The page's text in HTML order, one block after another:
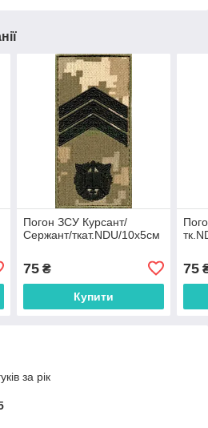
Погон ЗСУ Курсант/
Сержант/ткат.NDU/10х5см
75₴
Купити
75
за рік